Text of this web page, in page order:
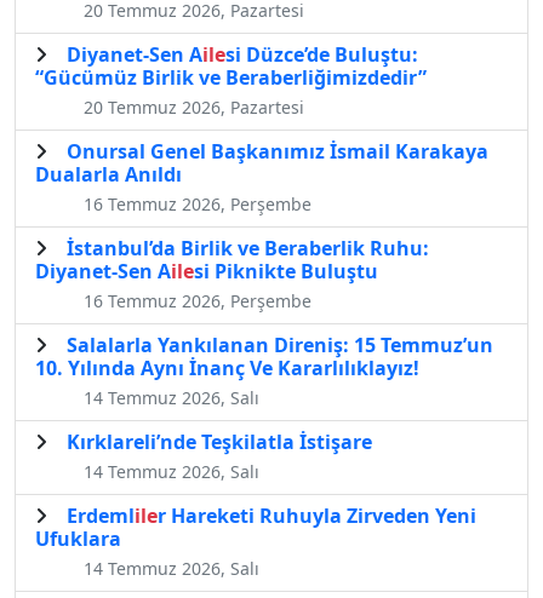
20 Temmuz 2026, Pazartesi
Diyanet-Sen Ailesi Düzce’de Buluştu:
“Gücümüz Birlik ve Beraberliğimizdedir”
20 Temmuz 2026, Pazartesi
Onursal Genel Başkanımız İsmail Karakaya
Dualarla Anıldı
16 Temmuz 2026, Perşembe
İstanbul’da Birlik ve Beraberlik Ruhu:
Diyanet-Sen Ailesi Piknikte Buluştu
16 Temmuz 2026, Perşembe
Salalarla Yankılanan Direniş: 15 Temmuz’un
10. Yılında Aynı İnanç Ve Kararlılıklayız!
14 Temmuz 2026, Salı
Kırklareli’nde Teşkilatla İstişare
14 Temmuz 2026, Salı
Erdemliler Hareketi Ruhuyla Zirveden Yeni
Ufuklara
14 Temmuz 2026, Salı